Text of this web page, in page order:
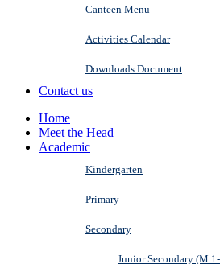
Canteen Menu
Activities Calendar
Downloads Document
Contact us
Home
Meet the Head
Academic
Kindergarten
Primary
Secondary
Junior Secondary